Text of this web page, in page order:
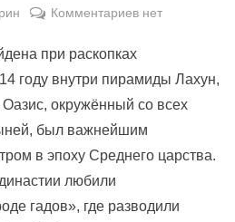
Комментариевк
лампа
для
фитиля
нет
при раскопках
году внутри пирамиды Лахун,
окружённый со всех
был важнейшим
в эпоху Среднего царства.
любили
гадов», где разводили